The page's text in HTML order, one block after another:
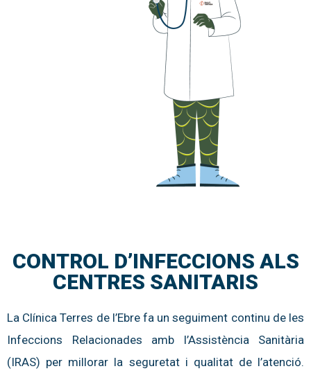
CONTROL D’INFECCIONS ALS
CENTRES SANITARIS
La Clínica Terres de l’Ebre fa un seguiment continu de les
Infeccions Relacionades amb l’Assistència Sanitària
(IRAS) per millorar la seguretat i qualitat de l’atenció.